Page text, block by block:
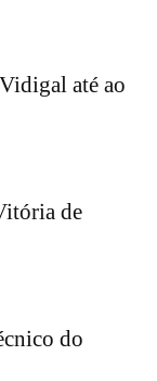
até ao
de
do